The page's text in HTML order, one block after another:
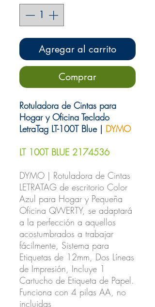
Agregar al carrito
Comprar
Rotuladora de Cintas para
Hogar y Oficina Teclado
LetraTag LT-100T Blue | DYMO
LT 100T BLUE 2174536
DYMO | Rotuladora de Cintas
LETRATAG de escritorio Color
Azul para Hogar y Pequeña
Oficina QWERTY, se adaptará
a la perfección a aquellos
acostumbrados a trabajar
fácilmente, Sistema para
Etiquetas de 12mm, Dos Líneas
de Impresión, Incluye 1
Cartucho de Etiqueta de Papel.
Funciona con 4 pilas AA, no
incluidas